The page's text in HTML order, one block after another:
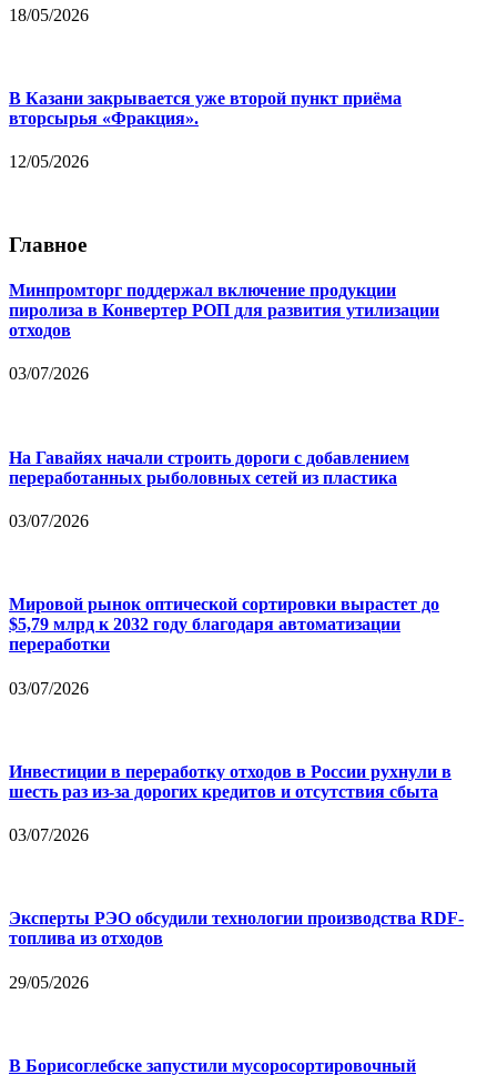
18/05/2026
В Казани закрывается уже второй пункт приёма
вторсырья «Фракция».
12/05/2026
Главное
Минпромторг поддержал включение продукции
пиролиза в Конвертер РОП для развития утилизации
отходов
03/07/2026
На Гавайях начали строить дороги с добавлением
переработанных рыболовных сетей из пластика
03/07/2026
Мировой рынок оптической сортировки вырастет до
$5,79 млрд к 2032 году благодаря автоматизации
переработки
03/07/2026
Инвестиции в переработку отходов в России рухнули в
шесть раз из-за дорогих кредитов и отсутствия сбыта
03/07/2026
Эксперты РЭО обсудили технологии производства RDF-
топлива из отходов
29/05/2026
В Борисоглебске запустили мусоросортировочный